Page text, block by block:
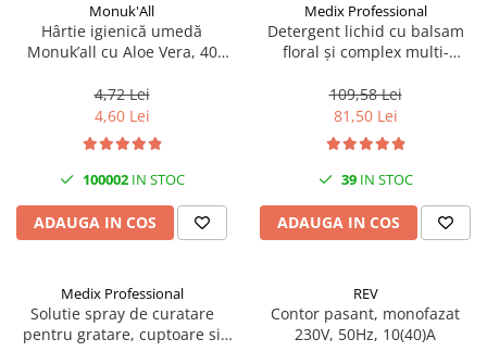
Monuk'All
Hârtie igienică umedă
Monuk’all cu Aloe Vera, 40
alcool
4,72 Lei
4,60 Lei
100002IN STOC
ADAUGA IN COS
Medix Professional
Detergent lichid cu balsam
floral și complex multi-
Professional
109,58 Lei
81,50 Lei
39IN STOC
ADAUGA IN COS
Medix Professional
Solutie spray de curatare
pentru gratare, cuptoare si
REV
Contor pasant, monofazat
230V, 50Hz, 10(40)A